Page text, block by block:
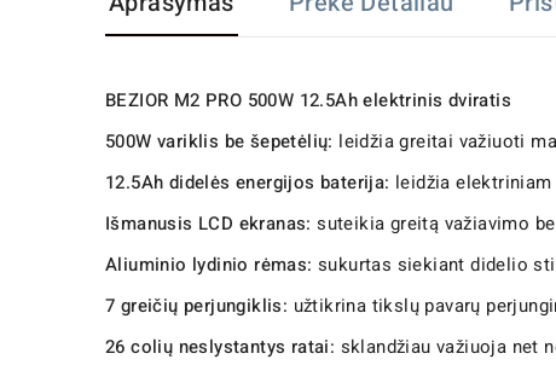
BEZIOR M2 PRO 500W 12.5Ah elektrinis dviratis
500W variklis be šepetėlių: leidžia greitai važiuoti
12.5Ah didelės energijos baterija: leidžia
Išmanusis LCD ekranas:suteikia greitą važiavimo
Aliuminio lydinio rėmas: sukurtas siekiant didelio
7 greičių perjungiklis: užtikrina tikslų pavarų
26 colių neslystantys ratai: sklandžiau važiuoja net